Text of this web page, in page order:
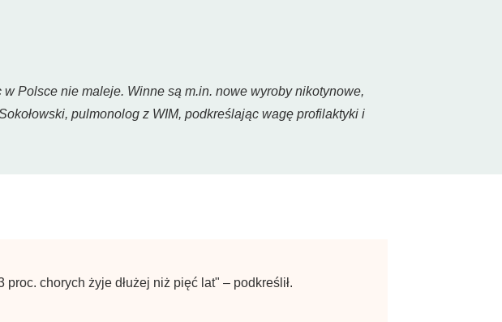
Polsce nie maleje. Winne są m.in. nowe wyroby nikotynowe,
pulmonolog z WIM, podkreślając wagę profilaktyki i
chorych żyje dłużej niż pięć lat" – podkreślił.